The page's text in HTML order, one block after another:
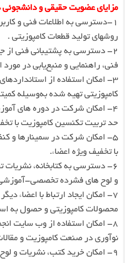
مزایای عضویت حقیقی و دانشجوئی
1-دسترسی به اطلاعات فنی و
روشهای تولید قطعات كامپوزیتی .
2- دسترسی به پشتیبانی فنی از
فنی، راهنمایی و منبع‌یابی در مورد
3- امكان استفاده از
كامپوزیتی تهیه شده به‌وسیله
4- امكان شركت در دوره های
حد تربیت تكنسین كامپوزیت با
5- امكان شركت در سمینارها و
با تخفیف ویژه اعضاء.
6- دسترسی به كتابخانه،
و لوح های فشرده تخصصی-
7- امكان ایجاد ارتباط با اعضاء
محصولات كامپوزیتی و حصول به
8- امكان استفاده از وب سایت
نوآوری در صنعت كامپوزیت و
9- امكان خرید كتب، نشریات و